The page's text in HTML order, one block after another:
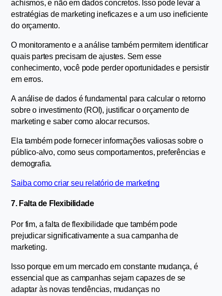
achismos, e não em dados concretos. Isso pode levar a
estratégias de marketing ineficazes e a um uso ineficiente
do orçamento.
O monitoramento e a análise também permitem identificar
quais partes precisam de ajustes. Sem esse
conhecimento, você pode perder oportunidades e persistir
em erros.
A análise de dados é fundamental para calcular o retorno
sobre o investimento (ROI), justificar o orçamento de
marketing e saber como alocar recursos.
Ela também pode fornecer informações valiosas sobre o
público-alvo, como seus comportamentos, preferências e
demografia.
Saiba como criar seu relatório de marketing
7. Falta de Flexibilidade
Por fim, a falta de flexibilidade que também pode
prejudicar significativamente a sua campanha de
marketing.
Isso porque em um mercado em constante mudança, é
essencial que as campanhas sejam capazes de se
adaptar às novas tendências, mudanças no